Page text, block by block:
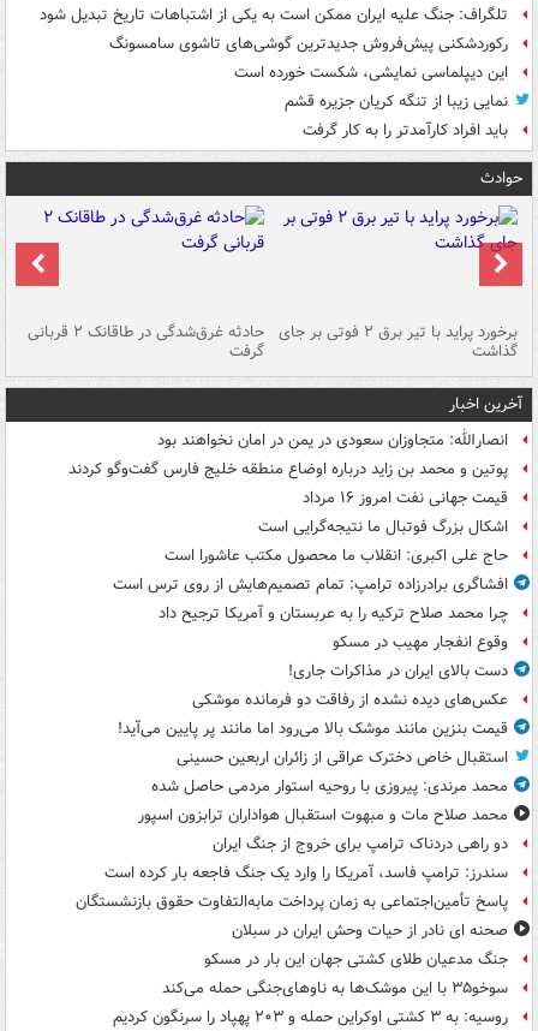
تلگراف: جنگ علیه ایران ممکن است به یکی از اشتباهات تاریخ تبدیل شود
رکوردشکنی پیش‌فروش جدیدترین گوشی‌های تاشوی سامسونگ
این دیپلماسی نمایشی، شکست خورده است
نمایی زیبا از تنگه کریان جزیره قشم
باید افراد کارآمدتر را به کار گرفت
حوادث
برخورد پراید با تیر برق ۲ فوتی بر جای
گذاشت
حادثه غرق‌شدگی در طاقانک ۲ قربانی
گرفت
آخرین اخبار
انصارالله: متجاوزان سعودی در یمن در امان نخواهند بود
پوتین و محمد بن زاید درباره اوضاع منطقه خلیج فارس گفت‌وگو کردند
قیمت جهانی نفت امروز ۱۶ مرداد
اشکال بزرگ فوتبال ما نتیجه‌گرایی است
حاج علی اکبری: انقلاب ما محصول مکتب عاشورا است
افشاگری برادرزاده ترامپ: تمام تصمیم‌هایش از روی ترس است
چرا محمد صلاح ترکیه را به عربستان و آمریکا ترجیح داد
وقوع انفجار مهیب در مسکو
دست بالای ایران در مذاکرات جاری!
عکس‌های دیده نشده از رفاقت دو فرمانده‌ موشکی
قیمت بنزین مانند موشک بالا می‌رود اما مانند پر پایین می‌آید!
استقبال خاص دخترک عراقی از زائران اربعین حسینی
محمد مرندی: پیروزی با روحیه استوار مردمی حاصل شده
محمد صلاح مات و مبهوت استقبال هواداران ترابزون اسپور
دو راهی دردناک ترامپ برای خروج از جنگ ایران
سندرز: ترامپ فاسد، آمریکا را وارد یک جنگ فاجعه بار کرده است
پاسخ تأمین‌اجتماعی به زمان پرداخت مابه‌التفاوت حقوق بازنشستگان
صحنه ای نادر از حیات وحش ایران در سبلان
جنگ مدعیان طلای کشتی جهان این بار در مسکو
سوخو۳۵ با این موشک‌ها به ناوهای‌جنگی حمله می‌کند
روسیه: به ۳ کشتی اوکراین حمله و ۲۰۳ پهپاد را سرنگون کردیم